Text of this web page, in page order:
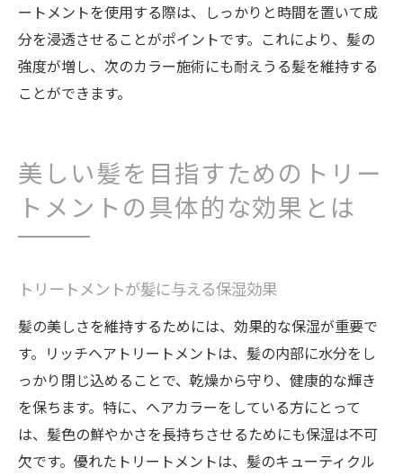
ートメントを使用する際は、しっかりと時間を置いて成
分を浸透させることがポイントです。これにより、髪の
強度が増し、次のカラー施術にも耐えうる髪を維持する
ことができます。
美しい髪を目指すためのトリー
トメントの具体的な効果とは
トリートメントが髪に与える保湿効果
髪の美しさを維持するためには、効果的な保湿が重要で
す。リッチヘアトリートメントは、髪の内部に水分をし
っかり閉じ込めることで、乾燥から守り、健康的な輝き
を保ちます。特に、ヘアカラーをしている方にとって
は、髪色の鮮やかさを長持ちさせるためにも保湿は不可
欠です。優れたトリートメントは、髪のキューティクル